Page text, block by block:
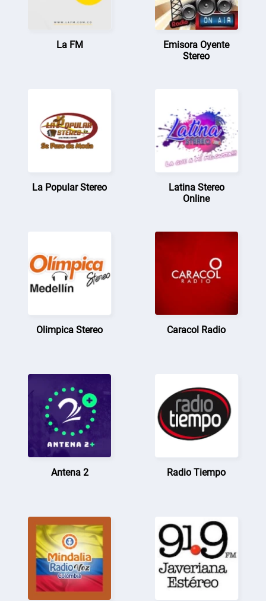
La FM
Emisora Oyente
Stereo
La Popular Stereo
Latina Stereo
Online
Olimpica Stereo Caracol Radio
Antena 2 Radio Tiempo